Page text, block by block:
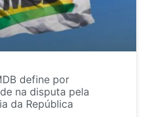
define por
na disputa pela
da República